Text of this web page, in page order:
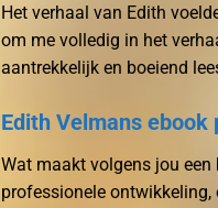
Het verhaal van Edith
om me volledig in het
aantrekkelijk en boeiend
Edith Velmans ebook
Wat maakt volgens jou
professionele ontwikkeling,